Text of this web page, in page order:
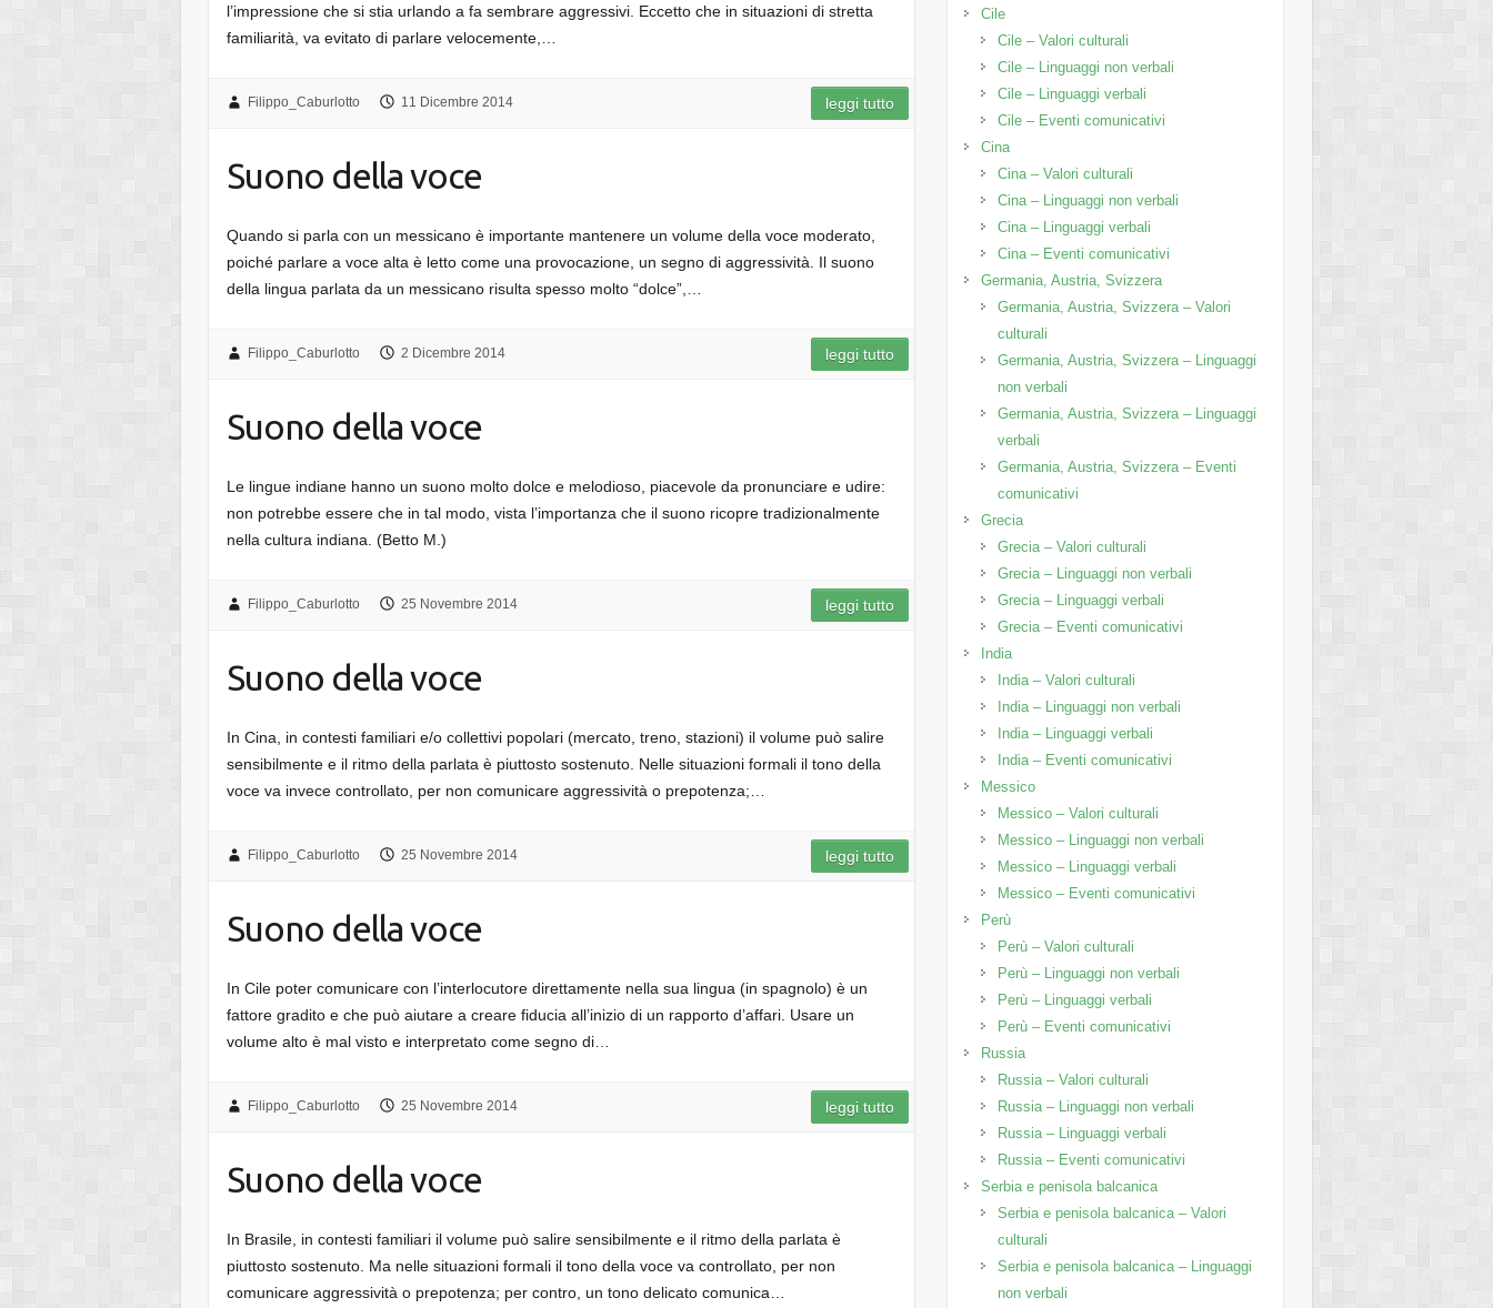
l’impressione che si stia urlando a fa sembrare aggressivi. Eccetto che in situazioni di stretta
familiarità, va evitato di parlare velocemente,…
Filippo_Caburlotto 11 Dicembre 2014 leggi tutto
Suono della voce
Quando si parla con un messicano è importante mantenere un volume della voce moderato,
poiché parlare a voce alta è letto come una provocazione, un segno di aggressività. Il suono
della lingua parlata da un messicano risulta spesso molto “dolce”,…
Filippo_Caburlotto 2 Dicembre 2014 leggi tutto
Suono della voce
Le lingue indiane hanno un suono molto dolce e melodioso, piacevole da pronunciare e udire:
non potrebbe essere che in tal modo, vista l’importanza che il suono ricopre tradizionalmente
nella cultura indiana. (Betto M.)
Filippo_Caburlotto 25 Novembre 2014 leggi tutto
Suono della voce
In Cina, in contesti familiari e/o collettivi popolari (mercato, treno, stazioni) il volume può salire
sensibilmente e il ritmo della parlata è piuttosto sostenuto. Nelle situazioni formali il tono della
voce va invece controllato, per non comunicare aggressività o prepotenza;…
Filippo_Caburlotto 25 Novembre 2014 leggi tutto
Suono della voce
In Cile poter comunicare con l’interlocutore direttamente nella sua lingua (in spagnolo) è un
fattore gradito e che può aiutare a creare fiducia all’inizio di un rapporto d’affari. Usare un
volume alto è mal visto e interpretato come segno di…
Filippo_Caburlotto 25 Novembre 2014 leggi tutto
Suono della voce
In Brasile, in contesti familiari il volume può salire sensibilmente e il ritmo della parlata è
piuttosto sostenuto. Ma nelle situazioni formali il tono della voce va controllato, per non
comunicare aggressività o prepotenza; per contro, un tono delicato comunica…
Cile
Cile – Valori culturali
Cile – Linguaggi non verbali
Cile – Linguaggi verbali
Cile – Eventi comunicativi
Cina
Cina – Valori culturali
Cina – Linguaggi non verbali
Cina – Linguaggi verbali
Cina – Eventi comunicativi
Germania, Austria, Svizzera
Germania, Austria, Svizzera – Valori
culturali
Germania, Austria, Svizzera – Linguaggi
non verbali
Germania, Austria, Svizzera – Linguaggi
verbali
Germania, Austria, Svizzera – Eventi
comunicativi
Grecia
Grecia – Valori culturali
Grecia – Linguaggi non verbali
Grecia – Linguaggi verbali
Grecia – Eventi comunicativi
India
India – Valori culturali
India – Linguaggi non verbali
India – Linguaggi verbali
India – Eventi comunicativi
Messico
Messico – Valori culturali
Messico – Linguaggi non verbali
Messico – Linguaggi verbali
Messico – Eventi comunicativi
Perù
Perù – Valori culturali
Perù – Linguaggi non verbali
Perù – Linguaggi verbali
Perù – Eventi comunicativi
Russia
Russia – Valori culturali
Russia – Linguaggi non verbali
Russia – Linguaggi verbali
Russia – Eventi comunicativi
Serbia e penisola balcanica
Serbia e penisola balcanica – Valori
culturali
Serbia e penisola balcanica – Linguaggi
non verbali